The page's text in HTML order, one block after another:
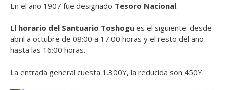
En el año 1907 fue designado Tesoro Nacional.
El horario del Santuario Toshogu es el siguiente: desde
abril a octubre de 08:00 a 17:00 horas y el resto del año
hasta las 16:00 horas.
La entrada general cuesta 1.300¥, la reducida son 450¥.